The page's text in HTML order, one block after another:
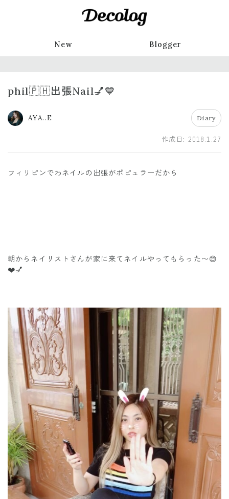
New Blogger
phil🇵🇭出張Nail💅💙
AYA..E Diary
作成日: 2018.1.27
フィリピンでわネイルの出張がポピュラーだから
朝からネイリストさんが家に来てネイルやってもらった〜😊
❤️💅